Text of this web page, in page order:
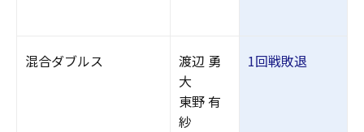
混合ダブルス
渡辺 勇
大
東野 有
紗
1回戦敗退